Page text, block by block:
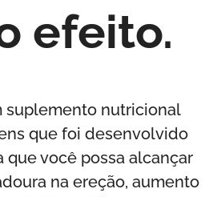
efeito.
suplemento nutricional
que foi desenvolvido
que você possa alcançar
na ereção, aumento